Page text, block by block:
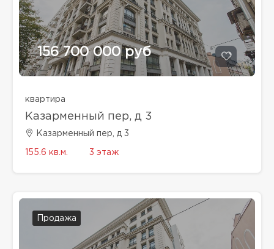
156 700 000 руб
квартира
Казарменный пер, д 3
Казарменный пер, д 3
155.6 кв.м. 3 этаж
Продажа